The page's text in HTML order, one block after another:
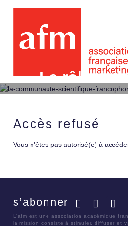
Le rôle de
Accès refusé
Vous n'êtes pas autorisé(e) à
s’abonner
L'afm est une association académique
la mission consiste à stimuler, diffuser et